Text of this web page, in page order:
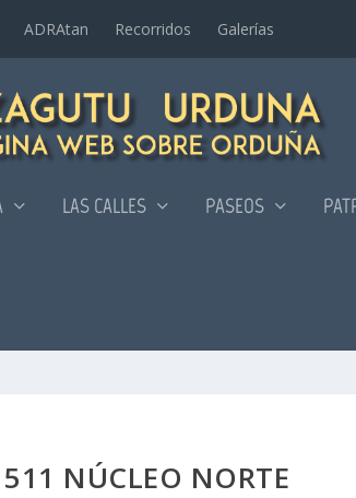
ADRAtan Recorridos Galerí­as
LAS CALLES PASEOS
NÚCLEO NORTE